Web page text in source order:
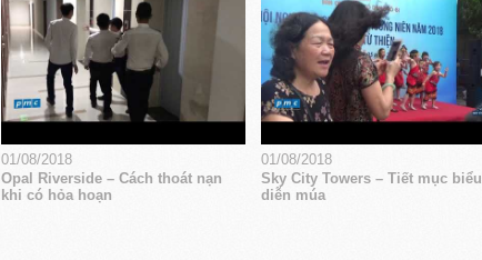
01/08/2018
Opal Riverside – Cách thoát nạn
khi có hỏa hoạn
01/08/2018
Sky City Towers – Tiết mục biểu
diễn múa